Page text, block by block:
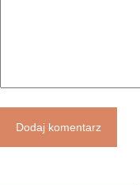
Dodaj komentarz